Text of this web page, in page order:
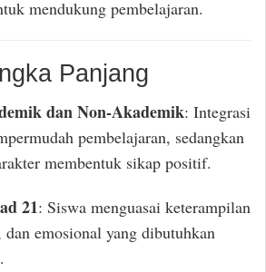
mendukung pembelajaran.
Panjang
dan Non-Akademik: Integrasi
pembelajaran, sedangkan
membentuk sikap positif.
21: Siswa menguasai keterampilan
emosional yang dibutuhkan